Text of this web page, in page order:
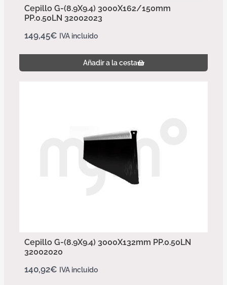
Cepillo G-(8.9X9.4) 3000X162/150mm
PP.0.50LN 32002023
149,45€ IVA incluido
Añadir a la cesta
Cepillo G-(8.9X9.4) 3000X132mm PP.0.50LN
32002020
140,92€ IVA incluido